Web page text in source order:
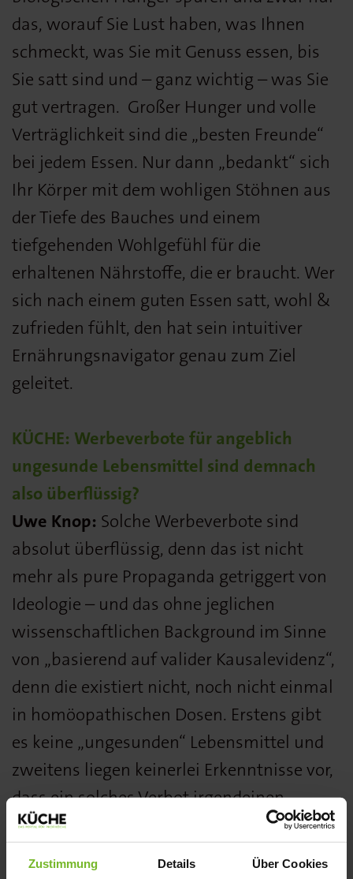
Zustimmung Details Über Cookies
das, worauf Sie Lust haben, was Ihnen
schmeckt, was Sie mit Genuss essen, bis
Sie satt sind und – ganz wichtig – was Sie
gut vertragen. Großer Hunger und volle
Verträglichkeit sind die „besten Freunde“
bei jedem Essen. Nur dann „bedankt“ sich
Ihr Körper mit dem wohligen Stöhnen aus
der Tiefe des Bauches und einem
tiefgehenden Wohlgefühl für die
erhaltenen Nährstoffe, die er braucht. Wer
sich nach einem guten Essen satt, wohl &
zufrieden fühlt, den hat sein intuitiver
Ernährungsnavigator genau zum Ziel
geleitet.
KÜCHE: Werbeverbote für angeblich
ungesunde Lebensmittel sind demnach
also überflüssig?
Uwe Knop: Solche Werbeverbote sind
absolut überflüssig, denn das ist nicht
mehr als pure Propaganda getriggert von
Ideologie – und das ohne jeglichen
wissenschaftlichen Background im Sinne
von „basierend auf valider Kausalevidenz“,
denn die existiert nicht, noch nicht einmal
in homöopathischen Dosen. Erstens gibt
es keine „ungesunden“ Lebensmittel und
zweitens liegen keinerlei Erkenntnisse vor,
dass ein solches Verbot irgendeinen
Nutzen für die Bürger bringt.